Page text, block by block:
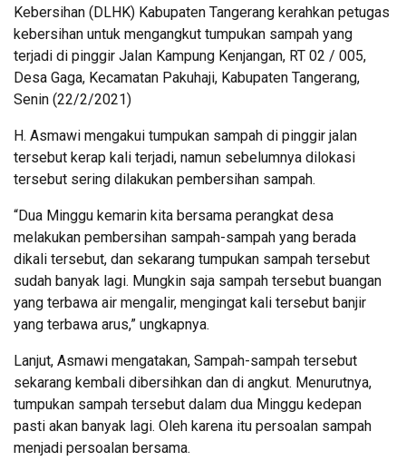
Kebersihan (DLHK) Kabupaten Tangerang kerahkan petugas
kebersihan untuk mengangkut tumpukan sampah yang
terjadi di pinggir Jalan Kampung Kenjangan, RT 02 / 005,
Desa Gaga, Kecamatan Pakuhaji, Kabupaten Tangerang,
Senin (22/2/2021)
H. Asmawi mengakui tumpukan sampah di pinggir jalan
tersebut kerap kali terjadi, namun sebelumnya dilokasi
tersebut sering dilakukan pembersihan sampah.
“Dua Minggu kemarin kita bersama perangkat desa
melakukan pembersihan sampah-sampah yang berada
dikali tersebut, dan sekarang tumpukan sampah tersebut
sudah banyak lagi. Mungkin saja sampah tersebut buangan
yang terbawa air mengalir, mengingat kali tersebut banjir
yang terbawa arus,” ungkapnya.
Lanjut, Asmawi mengatakan, Sampah-sampah tersebut
sekarang kembali dibersihkan dan di angkut. Menurutnya,
tumpukan sampah tersebut dalam dua Minggu kedepan
pasti akan banyak lagi. Oleh karena itu persoalan sampah
menjadi persoalan bersama.